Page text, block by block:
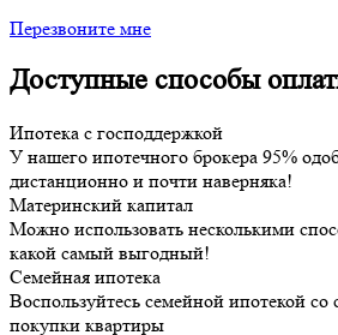
Перезвоните мне
Доступные способы
Ипотека с господдержкой
У нашего ипотечного брокера 95%
дистанционно и почти наверняка!
Материнский капитал
Можно использовать несколькими
какой самый выгодный!
Семейная ипотека
Воспользуйтесь семейной ипотекой
покупки квартиры